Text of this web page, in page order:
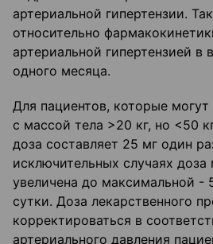
артериальной гипертензии.
относительно
артериальной гипертензией в
одного месяца.
Для пациентов, которые могут
с массой тела >20 кг, но <50
доза составляет 25 мг один
исключительных случаях
увеличена до максимальной -
сутки. Доза лекарственного
корректироваться в
артериального давления